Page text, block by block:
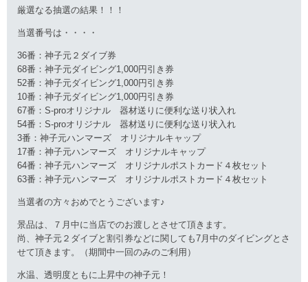
厳選なる抽選の結果！！！
当選番号は・・・・
36番：神子元２ダイブ券
68番：神子元ダイビング1,000円引き券
52番：神子元ダイビング1,000円引き券
10番：神子元ダイビング1,000円引き券
67番：S-proオリジナル 器材送りに便利な送り状入れ
54番：S-proオリジナル 器材送りに便利な送り状入れ
3番：神子元ハンマーズ オリジナルキャップ
17番：神子元ハンマーズ オリジナルキャップ
64番：神子元ハンマーズ オリジナルポストカード４枚セット
63番：神子元ハンマーズ オリジナルポストカード４枚セット
当選者の方々おめでとうございます♪
景品は、７月中に当店でのお渡しとさせて頂きます。
尚、神子元２ダイブと割引券などに関しても7月中のダイビングとさ
せて頂きます。（期間中一回のみのご利用）
水温、透明度ともに上昇中の神子元！